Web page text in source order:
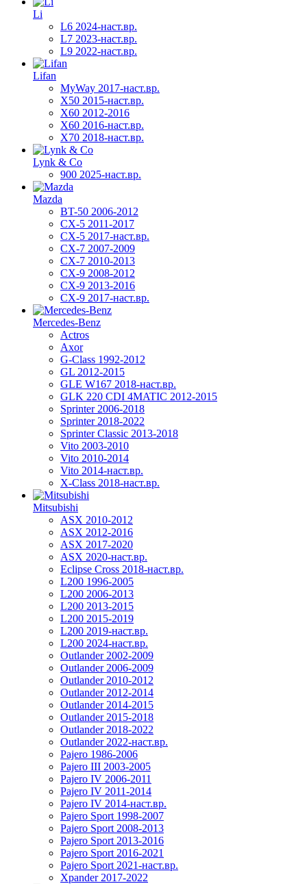
Li
L6 2024-наст.вр.
L7 2023-наст.вр.
L9 2022-наст.вр.
Lifan
MyWay 2017-наст.вр.
X50 2015-наст.вр.
X60 2012-2016
X60 2016-наст.вр.
X70 2018-наст.вр.
Lynk & Co
900 2025-наст.вр.
Mazda
BT-50 2006-2012
CX-5 2011-2017
CX-5 2017-наст.вр.
CX-7 2007-2009
CX-7 2010-2013
CX-9 2008-2012
CX-9 2013-2016
CX-9 2017-наст.вр.
Mercedes-Benz
Actros
Axor
G-Class 1992-2012
GL 2012-2015
GLE W167 2018-наст.вр.
GLK 220 CDI 4MATIC 2012-2015
Sprinter 2006-2018
Sprinter 2018-2022
Sprinter Classic 2013-2018
Vito 2003-2010
Vito 2010-2014
Vito 2014-наст.вр.
X-Class 2018-наст.вр.
Mitsubishi
ASX 2010-2012
ASX 2012-2016
ASX 2017-2020
ASX 2020-наст.вр.
Eclipse Cross 2018-наст.вр.
L200 1996-2005
L200 2006-2013
L200 2013-2015
L200 2015-2019
L200 2019-наст.вр.
L200 2024-наст.вр.
Outlander 2002-2009
Outlander 2006-2009
Outlander 2010-2012
Outlander 2012-2014
Outlander 2014-2015
Outlander 2015-2018
Outlander 2018-2022
Outlander 2022-наст.вр.
Pajero 1986-2006
Pajero III 2003-2005
Pajero IV 2006-2011
Pajero IV 2011-2014
Pajero IV 2014-наст.вр.
Pajero Sport 1998-2007
Pajero Sport 2008-2013
Pajero Sport 2013-2016
Pajero Sport 2016-2021
Pajero Sport 2021-наст.вр.
Xpander 2017-2022